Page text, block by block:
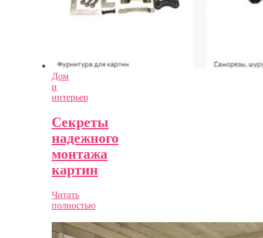
Дом
и
интерьер
Секреты
надежного
монтажа
картин
Читать
полностью